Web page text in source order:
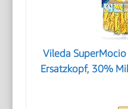
Vileda
Ersatzkopf, 30%